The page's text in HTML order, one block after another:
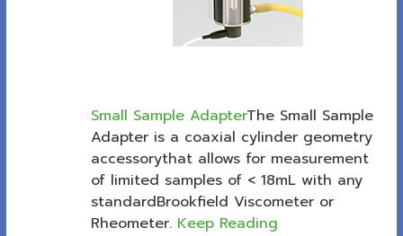
Small Sample AdapterThe Small Sample
Adapter is a coaxial cylinder geometry
accessorythat allows for measurement
of limited samples of < 18mL with any
standardBrookfield Viscometer or
Rheometer. Keep Reading